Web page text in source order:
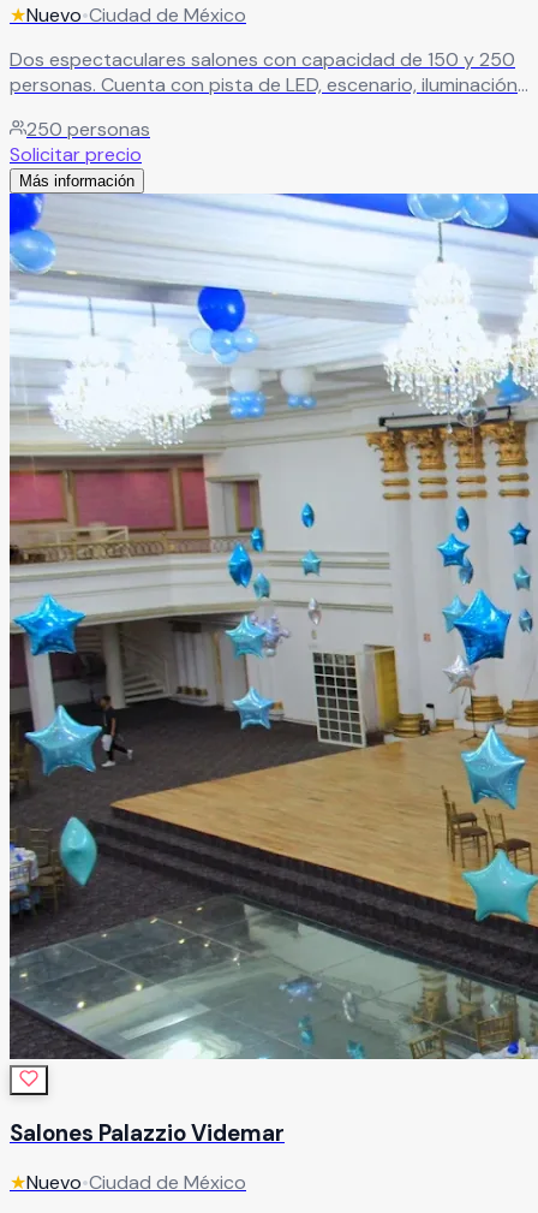
★Nuevo•Ciudad de México
Dos espectaculares salones con capacidad de 150 y 250
personas. Cuenta con pista de LED, escenario, iluminación
gigantes y mesas iluminadas.
250 personas
Solicitar precio
Más información
Salones Palazzio Videmar
★Nuevo•Ciudad de México